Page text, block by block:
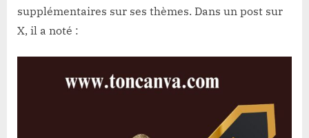
supplémentaires sur ses thèmes. Dans un post sur
X, il a noté :